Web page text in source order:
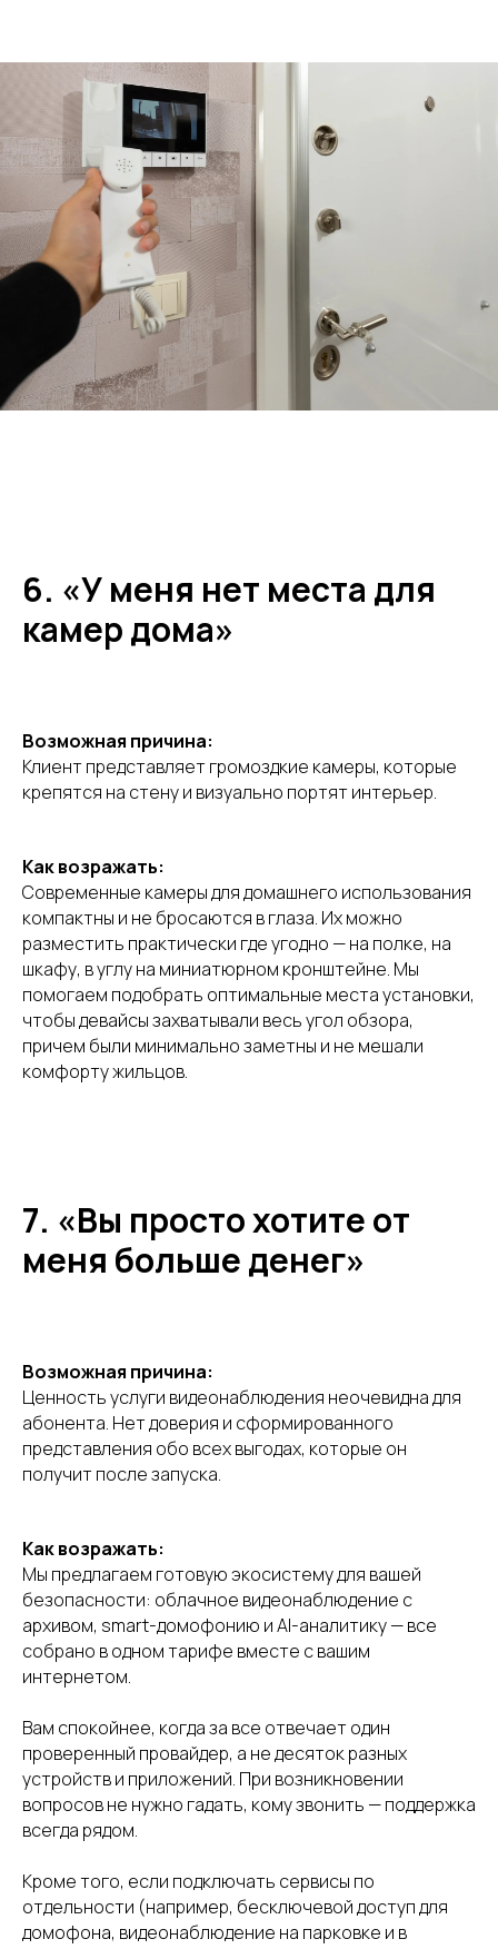
6. «У меня нет места для
камер дома»
Возможная причина:
Клиент представляет громоздкие камеры, которые
крепятся на стену и визуально портят интерьер.
Как возражать:
Современные камеры для домашнего использования
компактны и не бросаются в глаза. Их можно
разместить практически где угодно — на полке, на
шкафу, в углу на миниатюрном кронштейне. Мы
помогаем подобрать оптимальные места установки,
чтобы девайсы захватывали весь угол обзора,
причем были минимально заметны и не мешали
комфорту жильцов.
7. «Вы просто хотите от
меня больше денег»
Возможная причина:
Ценность услуги видеонаблюдения неочевидна для
абонента. Нет доверия и сформированного
представления обо всех выгодах, которые он
получит после запуска.
Как возражать:
Мы предлагаем готовую экосистему для вашей
безопасности: облачное видеонаблюдение с
архивом, smart-домофонию и AI-аналитику — все
собрано в одном тарифе вместе с вашим
интернетом.
Вам спокойнее, когда за все отвечает один
проверенный провайдер, а не десяток разных
устройств и приложений. При возникновении
вопросов не нужно гадать, кому звонить — поддержка
всегда рядом.
Кроме того, если подключать сервисы по
отдельности (например, бесключевой доступ для
домофона, видеонаблюдение на парковке и в
Отправляя заявку, высоглашаетесь на обработку персональных данных ,
с положениями
Пользовательского соглашения иПолитики
конфиденциальности
+375
Готовы открыть новые
возможности вашего
телеком-бизнеса с AIVP?
Подписаться на
Высокопроизводительная платформа для
создания цифровых экосистем на базе
облачного видеонаблюдения